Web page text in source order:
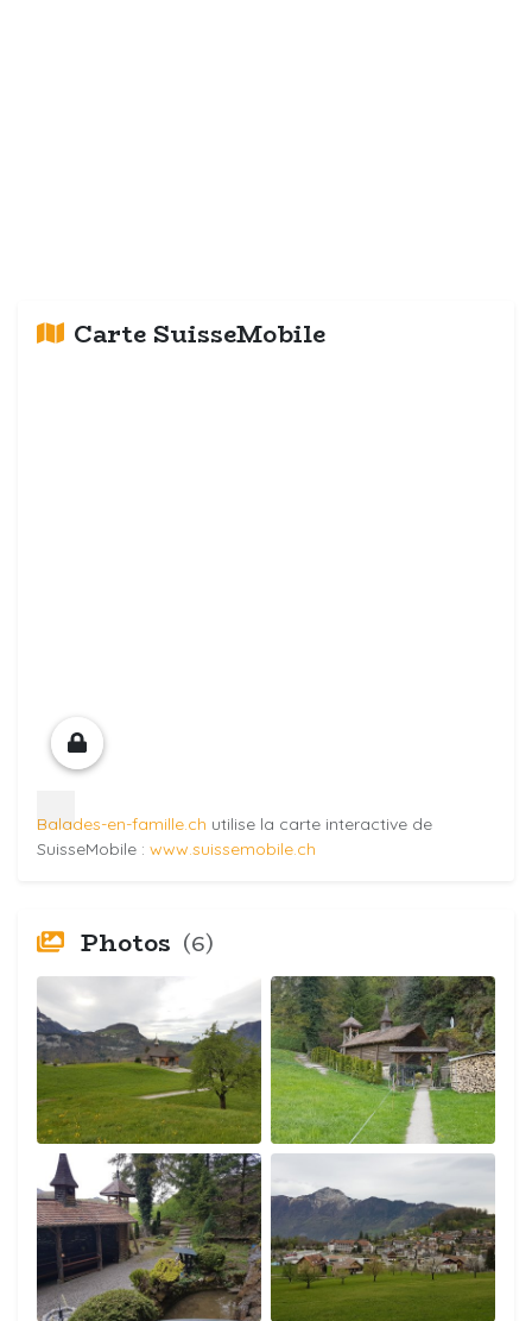
Carte SuisseMobile
Balades-en-famille.ch utilise la carte interactive de
SuisseMobile : www.suissemobile.ch
Photos (6)